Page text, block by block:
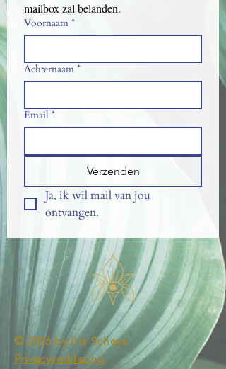
mailbox zal belanden.
Voornaam *
Achternaam *
Email *
Verzenden
Ja, ik wil mail van jou
ontvangen.
© 2026 by Iris Scheys
Privacyverklaring